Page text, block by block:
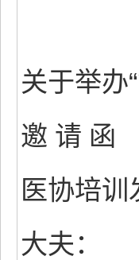
关于举办
邀 请 函
医协培训
大夫：